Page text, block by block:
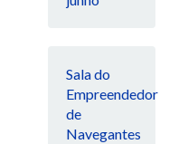
Sala do
Empreendedor
de
Navegantes